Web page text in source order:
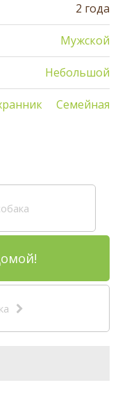
2 года
Мужской
Небольшой
Семейная